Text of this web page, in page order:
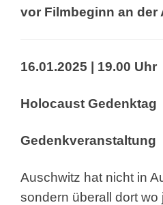
vor Filmbeginn an der
16.01.2025 | 19.00 Uhr
Holocaust Gedenktag
Gedenkveranstaltung
Auschwitz hat nicht in
sondern überall dort